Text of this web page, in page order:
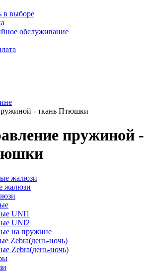
выборе
обслуживание
- ткань Птюшки
пружиной -
жалюзи
жалюзи
UNI1
UNI2
на пружине
Zebra(день-ночь)
Zebra(день-ночь)